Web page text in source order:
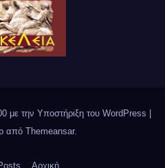
με την Υποστήριξη του WordPress
από Themeansar.
Αρχική